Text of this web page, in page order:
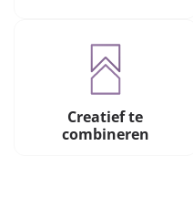
Creatief te
combineren